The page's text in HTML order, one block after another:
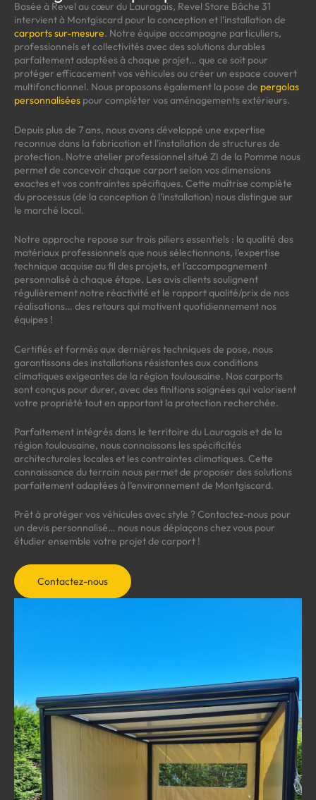
Basée à Revel au cœur du Lauragais, Revel Store Bâche 31
intervient à Montgiscard pour la conception et l’installation de
carports sur-mesure. Notre équipe accompagne particuliers,
professionnels et collectivités avec des solutions durables
parfaitement adaptées à chaque projet… que ce soit pour
protéger efficacement vos véhicules ou créer un espace couvert
multifonctionnel. Nous proposons également la pose de pergolas
personnalisées pour compléter vos aménagements extérieurs.
Depuis plus de 7 ans, nous avons développé une expertise
reconnue dans la fabrication et l’installation de structures de
protection. Notre atelier professionnel situé ZI de la Pomme nous
permet de concevoir chaque carport selon vos dimensions
exactes et vos contraintes spécifiques. Cette maîtrise complète
du processus (de la conception à l’installation) nous distingue sur
le marché local.
Notre approche repose sur trois piliers essentiels : la qualité des
matériaux professionnels que nous sélectionnons, l’expertise
technique acquise au fil des projets, et l’accompagnement
personnalisé à chaque étape. Les avis clients soulignent
régulièrement notre réactivité et le rapport qualité/prix de nos
réalisations… des retours qui motivent quotidiennement nos
équipes !
Certifiés et formés aux dernières techniques de pose, nous
garantissons des installations résistantes aux conditions
climatiques exigeantes de la région toulousaine. Nos carports
sont conçus pour durer, avec des finitions soignées qui valorisent
votre propriété tout en apportant la protection recherchée.
Parfaitement intégrés dans le territoire du Lauragais et de la
région toulousaine, nous connaissons les spécificités
architecturales locales et les contraintes climatiques. Cette
connaissance du terrain nous permet de proposer des solutions
parfaitement adaptées à l’environnement de Montgiscard.
Prêt à protéger vos véhicules avec style ? Contactez-nous pour
un devis personnalisé… nous nous déplaçons chez vous pour
étudier ensemble votre projet de carport !
Contactez-nous